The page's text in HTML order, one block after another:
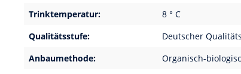
Trinktemperatur:
8 ° C
Qualitätsstufe:
Deutscher
Anbaumethode:
Organisch-